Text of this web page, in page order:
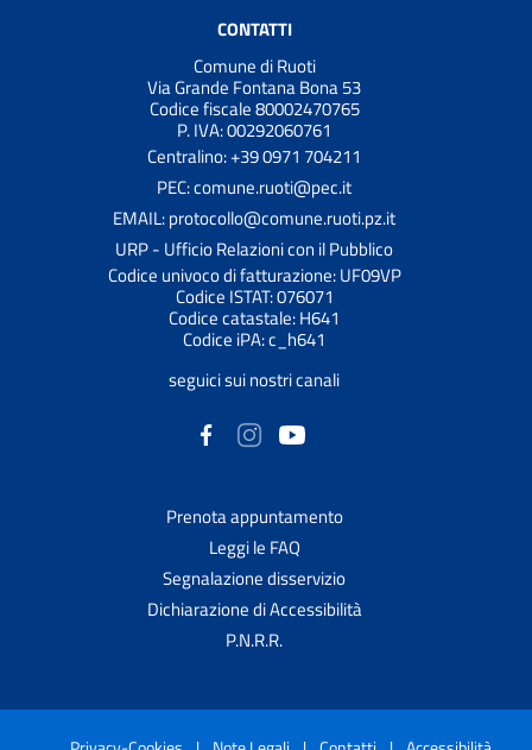
CONTATTI
Comune di Ruoti
Via Grande Fontana Bona 53
Codice fiscale 80002470765
P. IVA: 00292060761
Centralino: +39 0971 704211
PEC: comune.ruoti@pec.it
EMAIL: protocollo@comune.ruoti.pz.it
URP - Ufficio Relazioni con il Pubblico
Codice univoco di fatturazione: UF09VP
Codice ISTAT: 076071
Codice catastale: H641
Codice iPA: c_h641
seguici sui nostri canali
Prenota appuntamento
Leggi le FAQ
Segnalazione disservizio
Dichiarazione di Accessibilità
P.N.R.R.